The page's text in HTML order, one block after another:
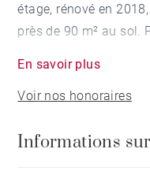
étage, rénové en
près de 90 m² au sol.
aménagée avec lits
d’accueillir jusqu’à 9
La pièce de vie
En savoir plus
Voir nos honoraires
Informations